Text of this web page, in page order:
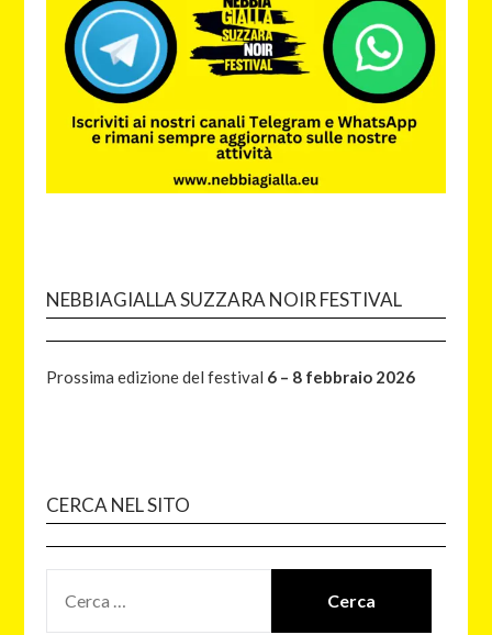
NEBBIAGIALLA SUZZARA NOIR FESTIVAL
Prossima edizione del festival 6 – 8 febbraio 2026
CERCA NEL SITO